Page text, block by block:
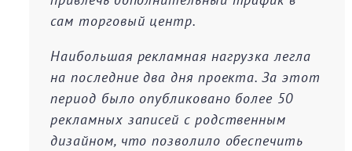
сам торговый центр.
Наибольшая рекламная нагрузка легла
на последние два дня проекта. За этот
период было опубликовано более 50
рекламных записей с родственным
дизайном, что позволило обеспечить